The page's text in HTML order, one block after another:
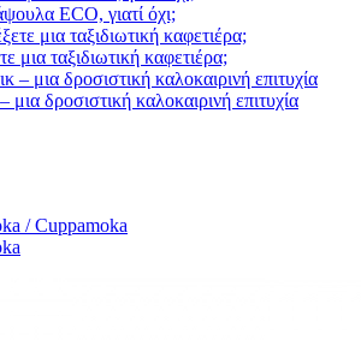
ECO, γιατί όχι;
μια ταξιδιωτική καφετιέρα;
μια δροσιστική καλοκαιρινή επιτυχία
/ Cuppamoka